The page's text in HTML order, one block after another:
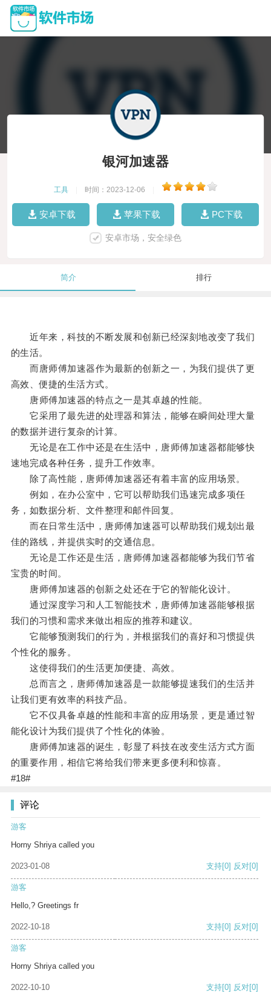
银河加速器
工具 时间：2023-12-06
安卓下载 苹果下载 PC下载
安卓市场，安全绿色
简介 排行
近年来，科技的不断发展和创新已经深刻地改变了我们
的生活。
而唐师傅加速器作为最新的创新之一，为我们提供了更
高效、便捷的生活方式。
唐师傅加速器的特点之一是其卓越的性能。
它采用了最先进的处理器和算法，能够在瞬间处理大量
的数据并进行复杂的计算。
无论是在工作中还是在生活中，唐师傅加速器都能够快
速地完成各种任务，提升工作效率。
除了高性能，唐师傅加速器还有着丰富的应用场景。
例如，在办公室中，它可以帮助我们迅速完成多项任
务，如数据分析、文件整理和邮件回复。
而在日常生活中，唐师傅加速器可以帮助我们规划出最
佳的路线，并提供实时的交通信息。
无论是工作还是生活，唐师傅加速器都能够为我们节省
宝贵的时间。
唐师傅加速器的创新之处还在于它的智能化设计。
通过深度学习和人工智能技术，唐师傅加速器能够根据
我们的习惯和需求来做出相应的推荐和建议。
它能够预测我们的行为，并根据我们的喜好和习惯提供
个性化的服务。
这使得我们的生活更加便捷、高效。
总而言之，唐师傅加速器是一款能够提速我们的生活并
让我们更有效率的科技产品。
它不仅具备卓越的性能和丰富的应用场景，更是通过智
能化设计为我们提供了个性化的体验。
唐师傅加速器的诞生，彰显了科技在改变生活方式方面
的重要作用，相信它将给我们带来更多便利和惊喜。
#18#
评论
游客
Horny Shriya called you
2023-01-08 支持[0] 反对[0]
游客
Hello,? Greetings fr
2022-10-18 支持[0] 反对[0]
游客
Horny Shriya called you
2022-10-10 支持[0] 反对[0]